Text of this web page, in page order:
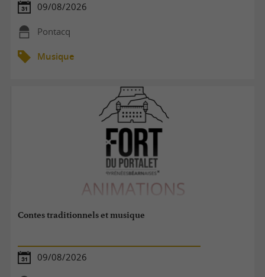
09/08/2026
Pontacq
Musique
Contes traditionnels et musique
09/08/2026